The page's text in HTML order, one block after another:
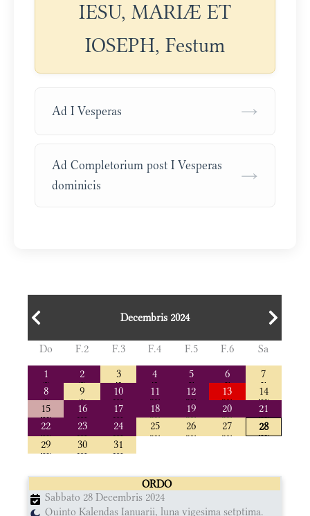
IESU, MARIÆ ET
IOSEPH, Festum
Ad I Vesperas →
Ad Completorium post I Vesperas
dominicis
→
Decembris 2024
Do F.2 F.3 F.4 F.5 F.6
Sa
1
2 3 4 5 6
7
8
9 10 11 12 13
14
15
16 17 18 19 20
21
22
23 24 25 26 27
28
29
30 31
ORDO
Sabbato 28 Decembris 2024
Quinto Kalendas Ianuarii, luna vigesima setptima.